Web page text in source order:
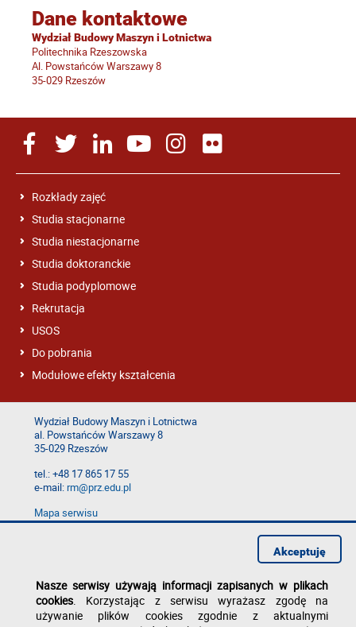
Dane kontaktowe
Wydział Budowy Maszyn i Lotnictwa
Politechnika Rzeszowska
Al. Powstańców Warszawy 8
35-029 Rzeszów
Rozkłady zajęć
Studia stacjonarne
Studia niestacjonarne
Studia doktoranckie
Studia podyplomowe
Rekrutacja
USOS
Do pobrania
Modułowe efekty kształcenia
Wydział Budowy Maszyn i Lotnictwa
al. Powstańców Warszawy 8
35-029 Rzeszów
tel.: +48 17 865 17 55
e-mail:rm@prz.edu.pl
Mapa serwisu
Deklaracja dostępności
Nasze serwisy używają informacji zapisanych w plikach
cookies. Korzystając z serwisu wyrażasz zgodę na
używanie plików cookies zgodnie z aktualnymi
Akceptuję